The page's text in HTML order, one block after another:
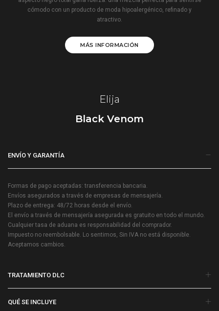
cómodo con un producto de moda hipoalergénico, refinado y
atractivo.
MÁS INFORMACIÓN
Elija
Black Venom
ENVÍO Y GARANTÍA
Formas de pago aceptadas: transferencia bancaria.
Envíos asegurados a través de empresas de mensajería.
Plazo de entrega: 48/72 horas desde el envío.
El envío a través de mensajería asegurada es gratuito en todo el mundo.
Cualquier tasa de aduana es responsabilidad del comprador.
Impuesto no reembolsable. Lo sentimos, Sin IVA no está disponible.
Aceptamos cambios.
TRATAMIENTO DLC
QUÉ SE INCLUYE